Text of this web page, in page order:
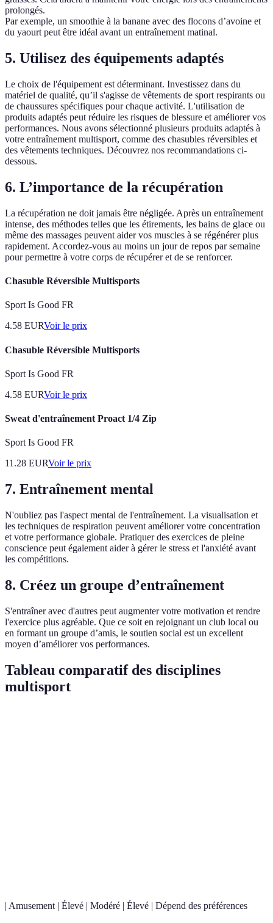
prolongés.
Par exemple, un smoothie à la banane avec des flocons d’avoine et
du yaourt peut être idéal avant un entraînement matinal.
5. Utilisez des équipements adaptés
Le choix de l'équipement est déterminant. Investissez dans du
matériel de qualité, qu’il s'agisse de vêtements de sport respirants ou
de chaussures spécifiques pour chaque activité. L'utilisation de
produits adaptés peut réduire les risques de blessure et améliorer vos
performances. Nous avons sélectionné plusieurs produits adaptés à
votre entraînement multisport, comme des chasubles réversibles et
des vêtements techniques. Découvrez nos recommandations ci-
dessous.
6. L’importance de la récupération
La récupération ne doit jamais être négligée. Après un entraînement
intense, des méthodes telles que les étirements, les bains de glace ou
même des massages peuvent aider vos muscles à se régénérer plus
rapidement. Accordez-vous au moins un jour de repos par semaine
pour permettre à votre corps de récupérer et de se renforcer.
Chasuble Réversible Multisports
Sport Is Good FR
4.58 EURVoir le prix
Chasuble Réversible Multisports
Sport Is Good FR
4.58 EURVoir le prix
Sweat d'entraînement Proact 1/4 Zip
Sport Is Good FR
11.28 EURVoir le prix
7. Entraînement mental
N'oubliez pas l'aspect mental de l'entraînement. La visualisation et
les techniques de respiration peuvent améliorer votre concentration
et votre performance globale. Pratiquer des exercices de pleine
conscience peut également aider à gérer le stress et l'anxiété avant
les compétitions.
8. Créez un groupe d’entraînement
S'entraîner avec d'autres peut augmenter votre motivation et rendre
l'exercice plus agréable. Que ce soit en rejoignant un club local ou
en formant un groupe d’amis, le soutien social est un excellent
moyen d’améliorer vos performances.
Tableau comparatif des disciplines
multisport
| Amusement | Élevé | Modéré | Élevé | Dépend des préférences